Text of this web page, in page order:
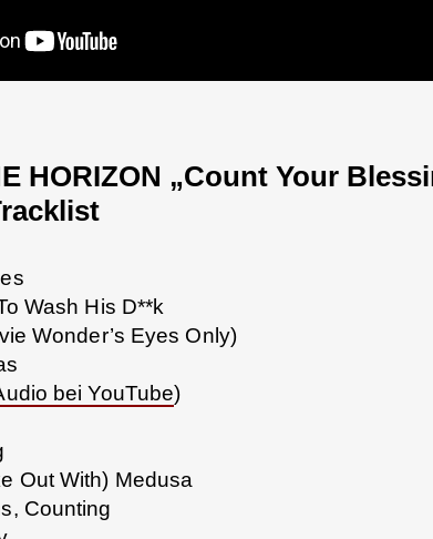
HORIZON „Count Your
Wash His D**k
Wonder’s Eyes Only)
bei YouTube)
Out With) Medusa
Counting